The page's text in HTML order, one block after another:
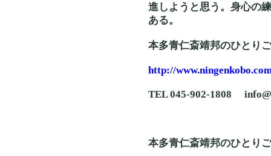
進しようと思う。身心の
ある。
本多青仁斎靖邦のひとり
http://
TEL 045-902-1808
本多青仁斎靖邦のひとり